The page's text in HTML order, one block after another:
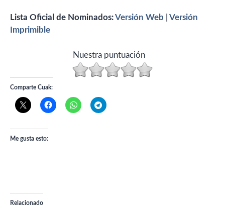
Lista Oficial de Nominados:Versión Web
Versión
Imprimible
Nuestra puntuación
Comparte Cuak:
Me gusta esto:
Relacionado